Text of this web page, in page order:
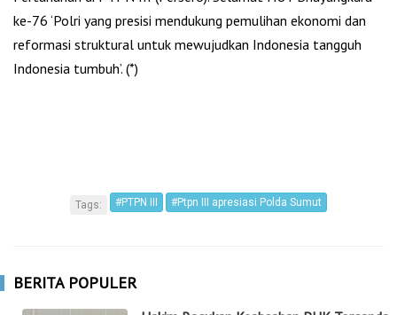
ke-76 ‘Polri yang presisi mendukung pemulihan ekonomi dan
reformasi struktural untuk mewujudkan Indonesia tangguh
Indonesia tumbuh’. (*)
Tags: #PTPN III #Ptpn III apresiasi Polda Sumut
BERITA POPULER